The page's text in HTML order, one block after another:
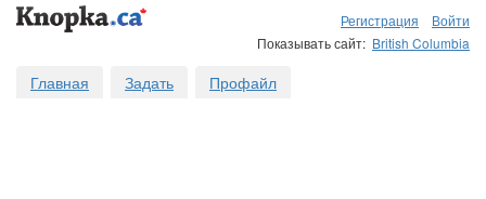
Регистрация
Войти
Показывать сайт: British Columbia
Главная Задать Профайл